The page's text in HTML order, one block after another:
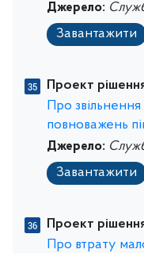
Джерело:
Завантажити
Проект
Про
повноважень
Джерело:
Завантажити
Проект
Про втрату